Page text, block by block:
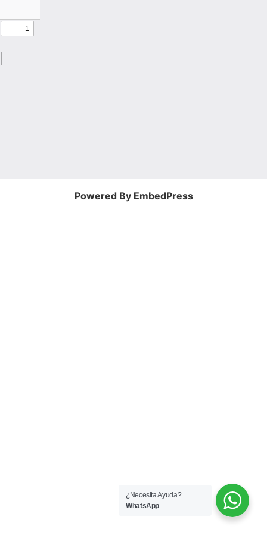
Powered By EmbedPress
¿Necesita Ayuda?
WhatsApp